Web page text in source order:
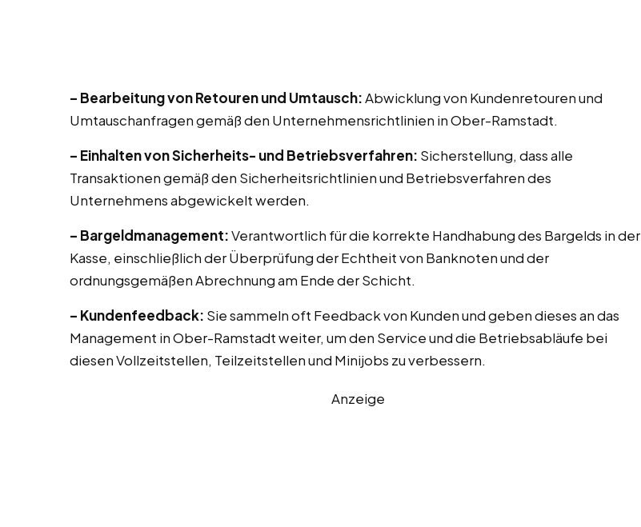
– Bearbeitung von Retouren und Umtausch:Abwicklung von Kundenretouren und
Umtauschanfragen gemäß den Unternehmensrichtlinien in Ober-Ramstadt.
– Einhalten von Sicherheits- und Betriebsverfahren: Sicherstellung, dass alle
Transaktionen gemäß den Sicherheitsrichtlinien und Betriebsverfahren des
Unternehmens abgewickelt werden.
– Bargeldmanagement:Verantwortlich für die korrekte Handhabung des Bargelds in der
Kasse, einschließlich der Überprüfung der Echtheit von Banknoten und der
ordnungsgemäßen Abrechnung am Ende der Schicht.
– Kundenfeedback: Sie sammeln oft Feedback von Kunden und geben dieses an das
Management in Ober-Ramstadt weiter, um den Service und die Betriebsabläufe bei
diesen Vollzeitstellen, Teilzeitstellen und Minijobs zu verbessern.
Anzeige